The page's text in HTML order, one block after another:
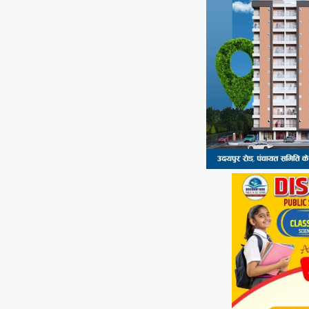
ग्राम रथ अभियान पहुंचा लकड़वास,
सांसद सीपी जोशी ने सुनी ग्रामीणों की
May 10, 2026
मेवाड़ी खबर@उदयपुर। राजस्थान सरकार द्वारा गांव के
अंतिम पायदान पर बैठे व्यक्ति तक योजनाओं का लाभ
WhatsApp
Reddit
X
दूरसंचार सलाहकार समिति की बैठक